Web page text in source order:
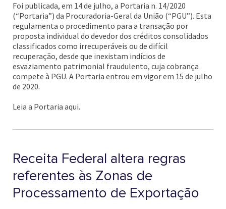
Foi publicada, em 14 de julho, a Portaria n. 14/2020
(“Portaria”) da Procuradoria-Geral da União (“PGU”). Esta
regulamenta o procedimento para a transação por
proposta individual do devedor dos créditos consolidados
classificados como irrecuperáveis ou de difícil
recuperação, desde que inexistam indícios de
esvaziamento patrimonial fraudulento, cuja cobrança
compete à PGU. A Portaria entrou em vigor em 15 de julho
de 2020.
Leia a Portaria aqui.
Receita Federal altera regras
referentes às Zonas de
Processamento de Exportação